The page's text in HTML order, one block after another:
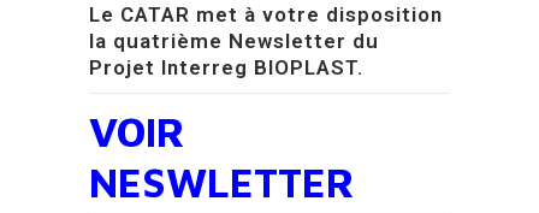
Le CATAR met à votre disposition
la quatrième Newsletter du
Projet Interreg BIOPLAST.
VOIR
NESWLETTER